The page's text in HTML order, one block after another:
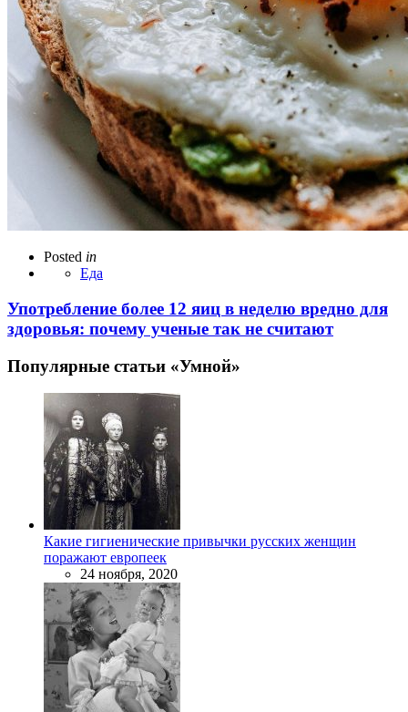
Posted in
Еда
Употребление более 12 яиц в неделю вредно для
здоровья: почему ученые так не считают
Популярные статьи «Умной»
Какие гигиенические привычки русских женщин
поражают европеек
24 ноября, 2020